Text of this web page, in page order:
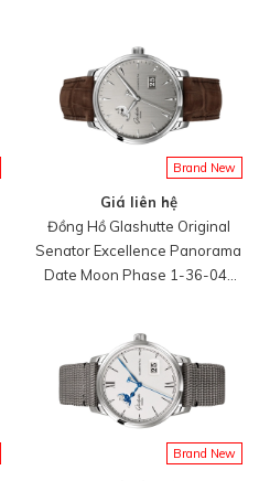
Brand New
Giá liên hệ
Đồng Hồ Glashutte Original
Senator Excellence Panorama
Date Moon Phase 1-36-04-
Brand New